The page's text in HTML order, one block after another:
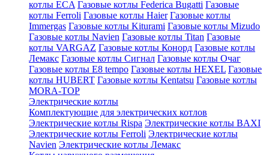
котлы ECA Газовые котлы Federica Bugatti Газовые
котлы Ferroli Газовые котлы Haier Газовые котлы
Immergas Газовые котлы Kiturami Газовые котлы Mizudo
Газовые котлы Navien Газовые котлы Titan Газовые
котлы VARGAZ Газовые котлы Конорд Газовые котлы
Лемакс Газовые котлы Сигнал Газовые котлы Очаг
Газовые котлы E8 tempo Газовые котлы HEXEL Газовые
котлы HUBERT Газовые котлы Kentatsu Газовые котлы
MORA-TOP
Электрические котлы
Комплектующие для электрических котлов
Электрические котлы Rispa Электрические котлы BAXI
Электрические котлы Ferroli Электрические котлы
Navien Электрические котлы Лемакс